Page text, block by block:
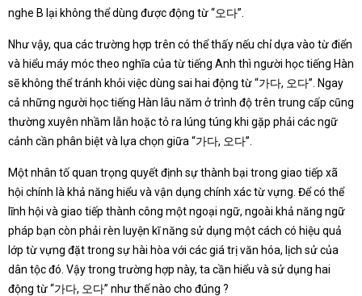
nghe B lại không thể dùng được động từ “오다”.
Như vậy, qua các trường hợp trên có thể thấy nếu chỉ dựa vào từ điển
và hiểu máy móc theo nghĩa của từ tiếng Anh thì người học tiếng Hàn
sẽ không thể tránh khỏi việc dùng sai hai động từ “가다, 오다”. Ngay
cả những người học tiếng Hàn lâu năm ở trình độ trên trung cấp cũng
thường xuyên nhầm lẫn hoặc tỏ ra lúng túng khi gặp phải các ngữ
cảnh cần phân biệt và lựa chọn giữa “가다, 오다”.
Một nhân tố quan trọng quyết định sự thành bại trong giao tiếp xã
hội chính là khả năng hiểu và vận dụng chính xác từ vựng. Để có thể
lĩnh hội và giao tiếp thành công một ngoại ngữ, ngoài khả năng ngữ
pháp bạn còn phải rèn luyện kĩ năng sử dụng một cách có hiệu quả
lớp từ vựng đặt trong sự hài hòa với các giá trị văn hóa, lịch sử của
dân tộc đó. Vậy trong trường hợp này, ta cần hiểu và sử dụng hai
động từ “가다, 오다” như thế nào cho đúng ?